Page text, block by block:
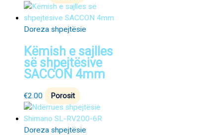
Doreza shpejtësie
Këmish e sajlles
së shpejtësive
SACCON 4mm
€2.00 Porosit
Doreza shpejtësie